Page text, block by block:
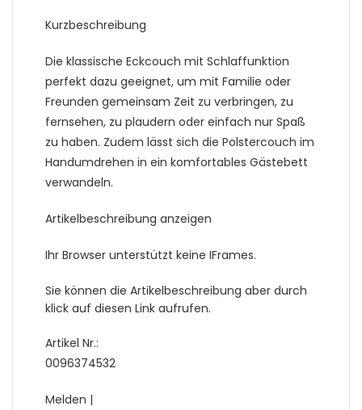
Kurzbeschreibung
Die klassische Eckcouch mit Schlaffunktion
perfekt dazu geeignet, um mit Familie oder
Freunden gemeinsam Zeit zu verbringen, zu
fernsehen, zu plaudern oder einfach nur Spaß
zu haben. Zudem lässt sich die Polstercouch im
Handumdrehen in ein komfortables Gästebett
verwandeln.
Artikelbeschreibung anzeigen
Ihr Browser unterstützt keine IFrames.
Sie können die Artikelbeschreibung aber durch
klick auf diesen Link aufrufen.
Artikel Nr.:
0096374532
Melden |